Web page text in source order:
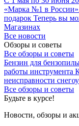
«Марка №1 в
подарок Теперь вы
Магазинах
Все новости
Обзоры и советы
Все обзоры и советы
Бензин для
работы инструмента
неисправности
Все обзоры и советы
Будьте в курсе!
Новости, обзоры и